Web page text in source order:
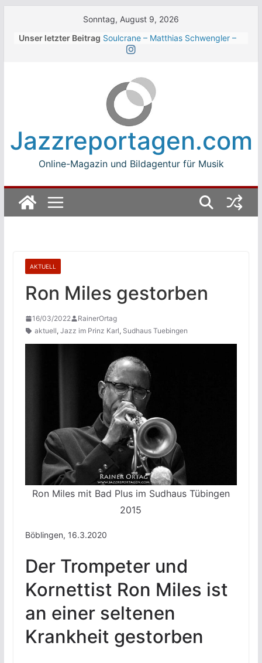
Sonntag, August 9, 2026
Unser letzter Beitrag Soulcrane – Matthias Schwengler –
Walter Trout Band beim Winterbach
Zeltspektakel 2026
The Cinelli Brothers beim
Winterbach Zeltspektakel 2026
Jean-Michel Jarre bei den jazz open
Modena auf der Piazza Roma 2026
Jazzreportagen.com
Online-Magazin und Bildagentur für Musik
AKTUELL
Ron Miles gestorben
16/03/2022
RainerOrtag
aktuell, Jazz im Prinz Karl, Sudhaus Tuebingen
Ron Miles mit Bad Plus im Sudhaus Tübingen
2015
Böblingen, 16.3.2020
Der Trompeter und
Kornettist Ron Miles ist
an einer seltenen
Krankheit gestorben